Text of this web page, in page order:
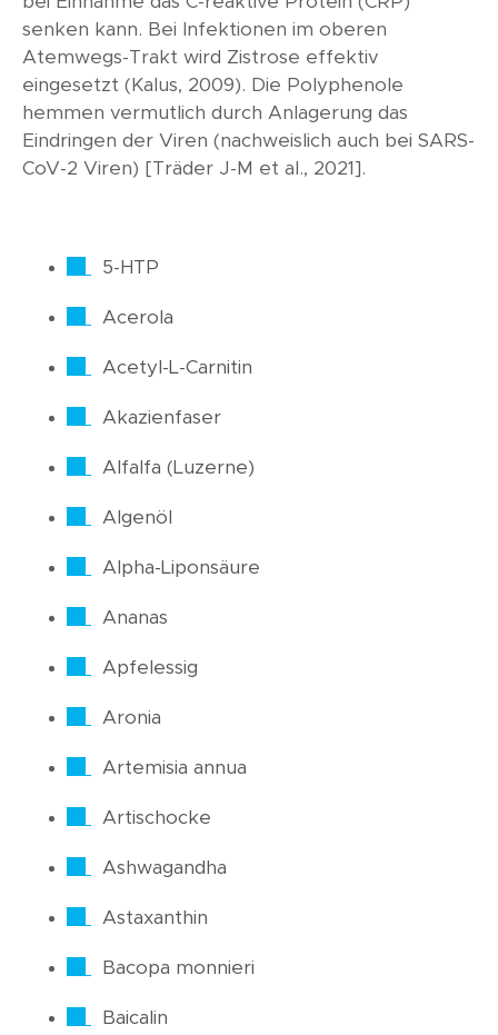
senken kann. Bei Infektionen im oberen
Atemwegs-Trakt wird Zistrose effektiv
eingesetzt (Kalus, 2009). Die Polyphenole
hemmen vermutlich durch Anlagerung das
Eindringen der Viren (nachweislich auch bei SARS-
CoV-2 Viren) [Träder J-M et al., 2021].
5-HTP
Acerola
Acetyl-L-Carnitin
Akazienfaser
Alfalfa (Luzerne)
Algenöl
Alpha-Liponsäure
Ananas
Apfelessig
Aronia
Artemisia annua
Artischocke
Ashwagandha
Astaxanthin
Bacopa monnieri
Baicalin